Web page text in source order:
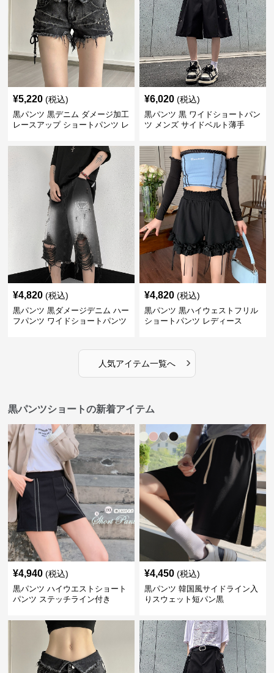
¥5,220 (税込)
黒パンツ 黒デニム ダメージ加工
レースアップ ショートパンツ レ
¥6,020 (税込)
黒パンツ 黒 ワイドショートパン
ツ メンズ サイドベルト薄手
¥4,820 (税込)
黒パンツ 黒ダメージデニム ハー
フパンツ ワイドショートパンツ
¥4,820 (税込)
黒パンツ 黒ハイウェストフリル
ショートパンツ レディース
人気アイテム一覧へ ›
黒パンツショートの新着アイテム
¥4,940 (税込)
黒パンツ ハイウエストショート
パンツ ステッチライン付き
¥4,450 (税込)
黒パンツ 韓国風サイドライン入
りスウェット短パン黒